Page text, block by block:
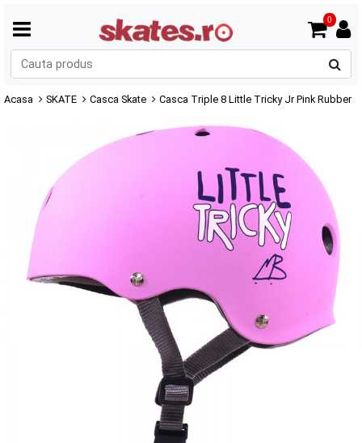
0
Acasa SKATE Casca Skate Casca Triple 8 Little Tricky Jr Pink Rubber